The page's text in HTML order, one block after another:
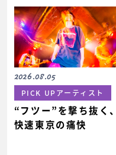
2026.08.05
PICK UPアーティスト
“フツー”を撃ち抜く、
快速東京の痛快